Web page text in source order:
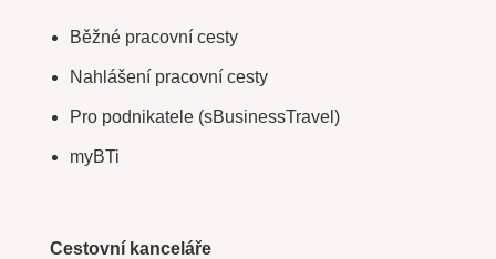
Běžné pracovní cesty
Nahlášení pracovní cesty
Pro podnikatele (sBusinessTravel)
myBTi
Cestovní kanceláře